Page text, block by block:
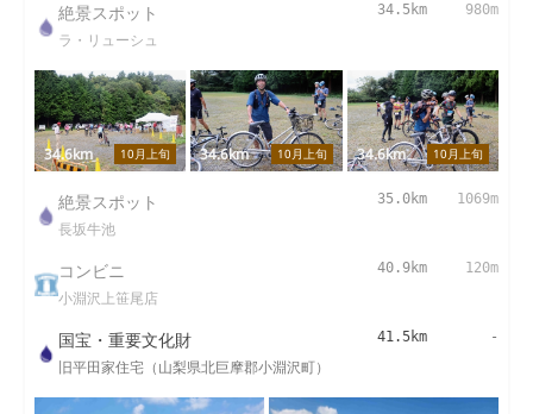
絶景スポット
ラ・リューシュ
34.5km 980m
10月上旬
34.6km 10月上旬
34.6km 10月上旬
34.6km
絶景スポット
長坂牛池
35.0km 1069m
コンビニ
小淵沢上笹尾店
40.9km 120m
国宝・重要文化財
旧平田家住宅（山梨県北巨摩郡小淵沢町）
41.5km -